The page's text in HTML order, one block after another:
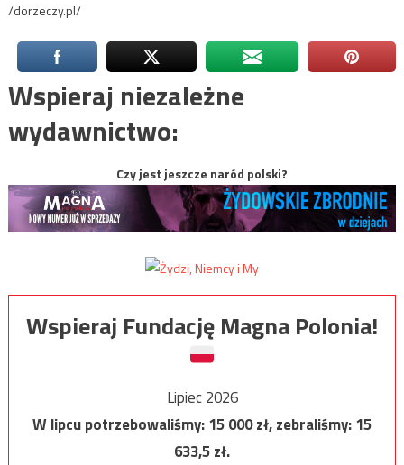
/dorzeczy.pl/
Wspieraj niezależne
wydawnictwo:
Czy jest jeszcze naród polski?
Wspieraj Fundację Magna Polonia!
Lipiec 2026
W lipcu potrzebowaliśmy:15 000zł, zebraliśmy:15
633,5zł.